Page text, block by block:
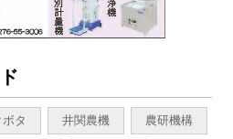
ボタ 井関農機 農研機構